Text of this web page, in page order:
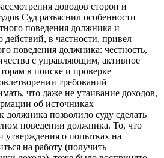
доводов сторон и
Суд разъяснил особенности
поведения должника и
в частности, привел
поведения должника: честность,
с управляющим, активное
в поиске и проверке
требований
что даже не утаивание доходов,
об источниках
должника позволило суду сделать
поведении должника. То, что
утверждения о попытках на
на работу (получить